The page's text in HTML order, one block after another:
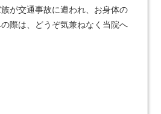
が交通事故に遭われ、お身体の
際は、どうぞ気兼ねなく当院へ